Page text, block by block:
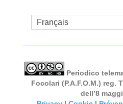
Français
Periodico
Focolari (P.A.F.O.M.) reg.
dell’8